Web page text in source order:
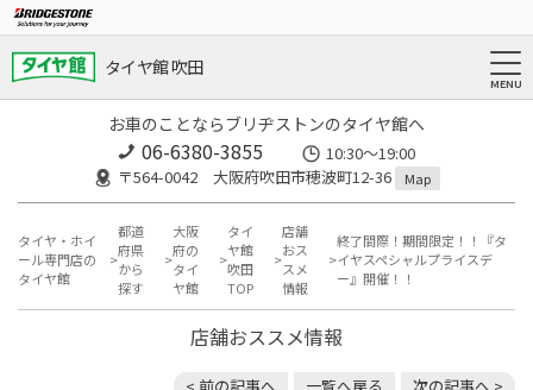
タイヤ館 吹田
お車のことならブリヂストンのタイヤ館へ
06-6380-3855
10:30～19:00
〒564-0042 大阪府吹田市穂波町12-36
Map
タイヤ・ホイ
ール専門店の
タイヤ館
都道
府県
から
探す
大阪
府の
タイ
ヤ館
タイ
ヤ館
吹田
TOP
店舗
おス
スメ
情報
終了間際！期間限定！！『タ
イヤスペシャルプライスデ
ー』開催！！
店舗おススメ情報